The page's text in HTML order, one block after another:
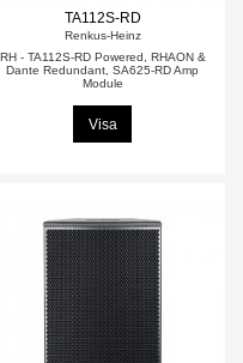
TA112S-RD
Renkus-Heinz
RH - TA112S-RD Powered, RHAON &
Dante Redundant, SA625-RD Amp
Module
Visa